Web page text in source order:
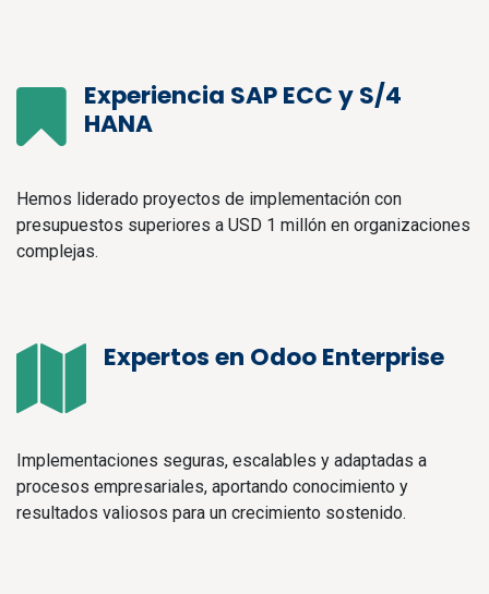
Experiencia SAP ECC y S/4
HANA
Hemos liderado proyectos de implementación con
presupuestos superiores a USD 1 millón en organizaciones
complejas.
Expertos en Odoo Enterprise
Implementaciones seguras, escalables y adaptadas a
procesos empresariales, aportando conocimiento y
resultados valiosos para un crecimiento sostenido.